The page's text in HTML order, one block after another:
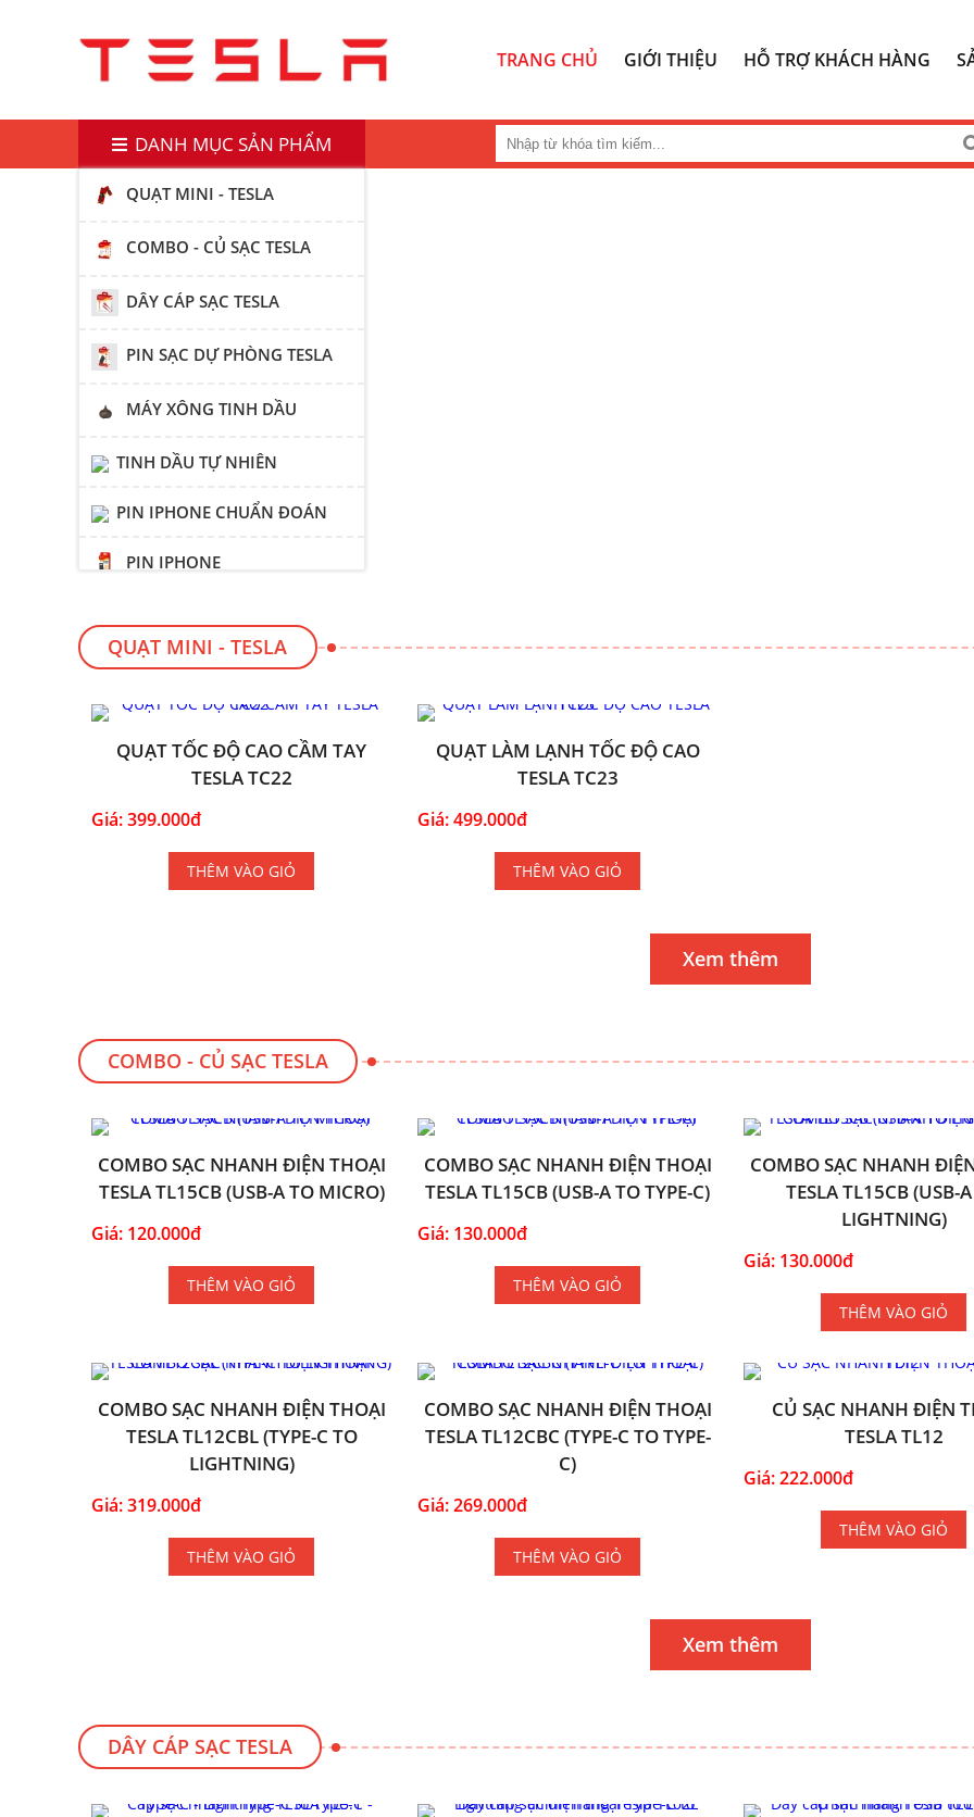
TRANG CHỦ GIỚI THIỆU HỖ TRỢ KHÁCH HÀNG
DANH MỤC SẢN PHẨM
QUẠT MINI - TESLA
COMBO - CỦ SẠC TESLA
DÂY CÁP SẠC TESLA
PIN SẠC DỰ PHÒNG TESLA
MÁY XÔNG TINH DẦU
TINH DẦU TỰ NHIÊN
PIN IPHONE CHUẨN ĐOÁN
PIN IPHONE
KÍNH CƯỜNG LỰC ĐIỆN
QUẠT MINI - TESLA
QUẠT TỐC ĐỘ CAO CẦM TAY
TESLA TC22
Giá: 399.000đ
THÊM VÀO GIỎ
QUẠT LÀM LẠNH TỐC ĐỘ CAO
TESLA TC23
Giá: 499.000đ
THÊM VÀO GIỎ
Xem thêm
COMBO - CỦ SẠC TESLA
COMBO SẠC NHANH ĐIỆN THOẠI
TESLA TL15CB (USB-A TO MICRO)
Giá: 120.000đ
THÊM VÀO GIỎ
COMBO SẠC NHANH ĐIỆN THOẠI
TESLA TL15CB (USB-A TO TYPE-C)
Giá: 130.000đ
THÊM VÀO GIỎ
COMBO SẠC NHANH
TESLA TL15CB (USB-
LIGHTNING)
Giá: 130.000đ
THÊM VÀO GIỎ
COMBO SẠC NHANH ĐIỆN THOẠI
TESLA TL12CBL (TYPE-C TO
LIGHTNING)
Giá: 319.000đ
THÊM VÀO GIỎ
COMBO SẠC NHANH ĐIỆN THOẠI
TESLA TL12CBC (TYPE-C TO TYPE-
C)
Giá: 269.000đ
THÊM VÀO GIỎ
CỦ SẠC NHANH ĐIỆN
TESLA TL12
Giá: 222.000đ
THÊM VÀO GIỎ
Xem thêm
DÂY CÁP SẠC TESLA